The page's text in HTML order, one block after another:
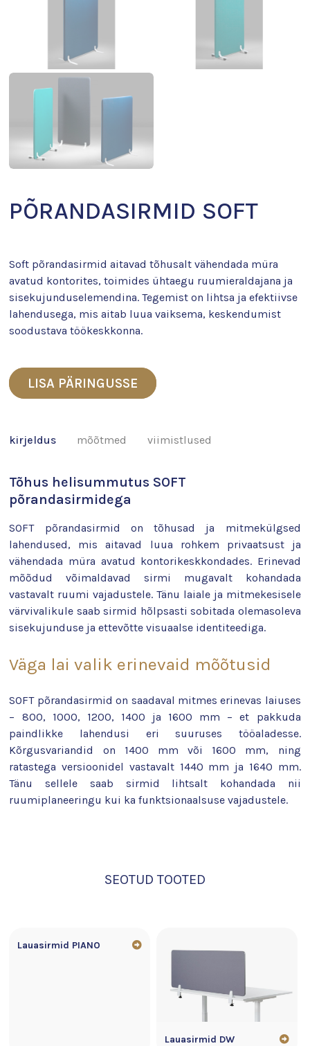
PÕRANDASIRMID SOFT
Soft põrandasirmid aitavad tõhusalt vähendada müra
avatud kontorites, toimides ühtaegu ruumieraldajana ja
sisekujunduselemendina. Tegemist on lihtsa ja efektiivse
lahendusega, mis aitab luua vaiksema, keskendumist
soodustava töökeskkonna.
LISA PÄRINGUSSE
kirjeldus mõõtmed viimistlused
Tõhus helisummutus SOFT
põrandasirmidega
SOFT põrandasirmid on tõhusad ja mitmekülgsed
lahendused, mis aitavad luua rohkem privaatsust ja
vähendada müra avatud kontorikeskkondades. Erinevad
mõõdud võimaldavad sirmi mugavalt kohandada
vastavalt ruumi vajadustele. Tänu laiale ja mitmekesisele
värvivalikule saab sirmid hõlpsasti sobitada olemasoleva
sisekujunduse ja ettevõtte visuaalse identiteediga.
Väga lai valik erinevaid mõõtusid
SOFT põrandasirmid on saadaval mitmes erinevas laiuses
– 800, 1000, 1200, 1400 ja 1600 mm – et pakkuda
paindlikke lahendusi eri suuruses tööaladesse.
Kõrgusvariandid on 1400 mm või 1600 mm, ning
ratastega versioonidel vastavalt 1440 mm ja 1640 mm.
Tänu sellele saab sirmid lihtsalt kohandada nii
ruumiplaneeringu kui ka funktsionaalsuse vajadustele.
SEOTUD TOOTED
Lauasirmid PIANO
Lauasirmid DW